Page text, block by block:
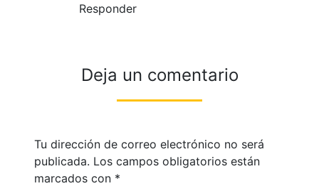
Responder
Deja un comentario
Tu dirección de correo electrónico no será
publicada. Los campos obligatorios están
marcados con *